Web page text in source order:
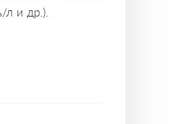
л и др.).